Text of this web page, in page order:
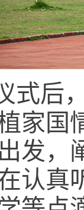
式后
家国
发，
认真